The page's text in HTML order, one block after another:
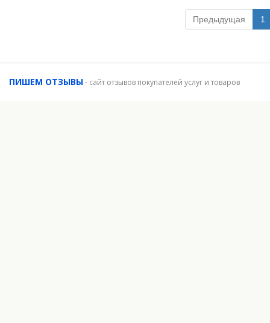
Предыдущая 1
ПИШЕМ ОТЗЫВЫ- сайт отзывов покупателей услуг и товаров